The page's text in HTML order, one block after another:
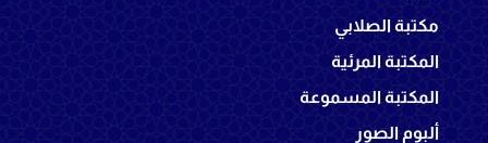
مكتبة الصلابي
المكتبة المرئية
المكتبة المسموعة
ألبوم الصور